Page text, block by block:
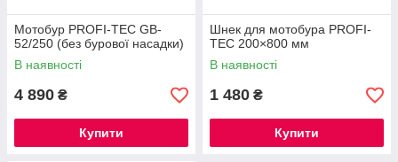
Мотобур PROFI-TEC GB-
52/250 (без бурової насадки)
В наявності
4 890 ₴
Купити
Шнек для мотобура PROFI-
TEC 200×800 мм
В наявності
1 480 ₴
Купити